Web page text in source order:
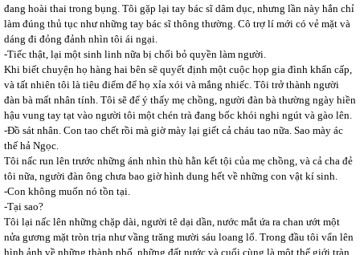
đang hoài thai trong bụng. Tôi gặp lại tay bác sĩ dâm dục, nhưng lần này hắn chỉ
làm đúng thủ tục như những tay bác sĩ thông thường. Cô trợ lí mới có vẻ mặt và
dáng đi đỏng đảnh nhìn tôi ái ngại.
-Tiếc thật, lại một sinh linh nữa bị chối bỏ quyền làm người.
Khi biết chuyện họ hàng hai bên sẽ quyết định một cuộc họp gia đình khẩn cấp,
và tất nhiên tôi là tiêu điểm để họ xỉa xói và mắng nhiếc. Tôi trở thành người
đàn bà mất nhân tính. Tôi sẽ để ý thấy mẹ chồng, người đàn bà thường ngày hiền
hậu vung tay tạt vào người tôi một chén trà đang bốc khói nghi ngút và gào lên.
-Đồ sát nhân. Con tao chết rồi mà giờ mày lại giết cả cháu tao nữa. Sao mày ác
thế hả Ngọc.
Tôi nấc run lên trước những ánh nhìn thù hằn kết tội của mẹ chồng, và cả cha đẻ
tôi nữa, người đàn ông chưa bao giờ hình dung hết về những con vật kí sinh.
-Con không muốn nó tồn tại.
-Tại sao?
Tôi lại nấc lên những chặp dài, người tê dại dần, nước mắt ứa ra chan ướt một
nửa gương mặt tròn trịa như vầng trăng mười sáu loang lổ. Trong đầu tôi vẩn lên
hình ảnh về những thành phố, những đất nước và cuối cùng là một thế giới tràn